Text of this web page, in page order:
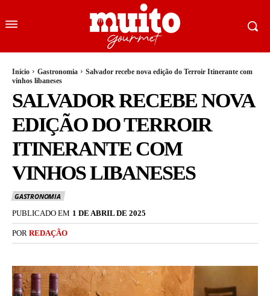
Início Gastronomia
Salvador recebe nova edição do Terroir Itinerante com
vinhos libaneses
SALVADOR RECEBE NOVA
EDIÇÃO DO TERROIR
ITINERANTE COM
VINHOS LIBANESES
GASTRONOMIA
PUBLICADO EM 1 DE ABRIL DE 2025
POR REDAÇÃO